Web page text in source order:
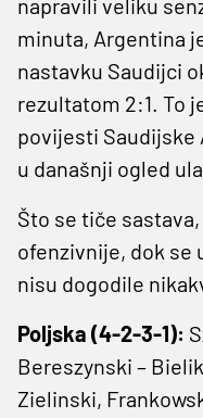
napravili veliku
minuta, Argentina
nastavku Saudijci
rezultatom 2:1. To
povijesti Saudijske
u današnji ogled
Što se tiče
ofenzivnije, dok se
nisu dogodile
Poljska (4-2-3-1):
Bereszynski –
Zielinski,